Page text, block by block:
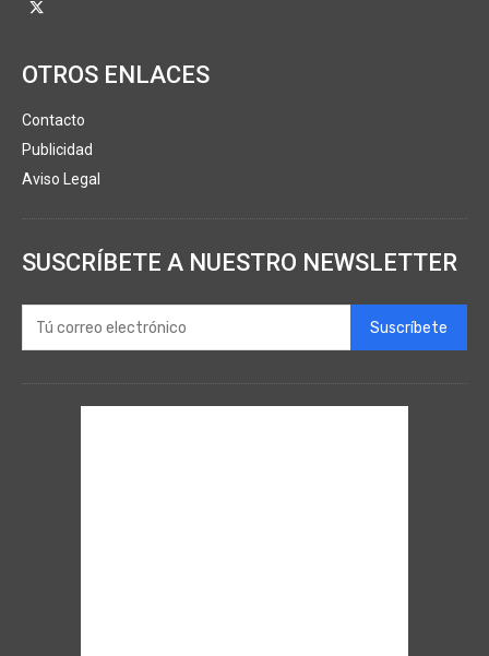
OTROS ENLACES
Contacto
Publicidad
Aviso Legal
SUSCRÍBETE A NUESTRO NEWSLETTER
Suscríbete